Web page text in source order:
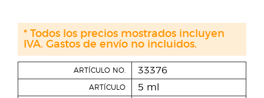
ARTÍCULO NO. 33376
ARTÍCULO 5 ml
* Todos los precios mostrados incluyen
IVA. Gastos de envío no incluidos.